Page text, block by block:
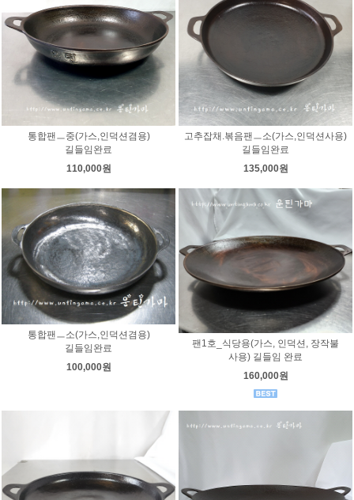
통합팬ㅡ중(가스,인덕션겸용)
길들임완료
110,000원
고추잡채.볶음팬ㅡ소(가스,인덕션사용)
길들임완료
135,000원
통합팬ㅡ소(가스,인덕션겸용)
길들임완료
100,000원
팬1호_식당용(가스, 인덕션, 장작불
사용) 길들임 완료
160,000원